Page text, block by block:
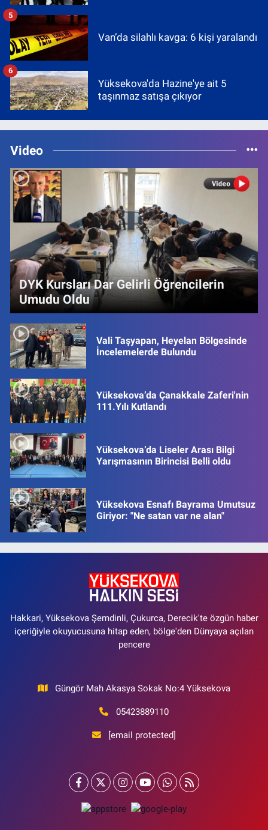
Van’da silahlı kavga: 6 kişi yaralandı
5
Yüksekova'da Hazine'ye ait 5
taşınmaz satışa çıkıyor
6
Video
DYK Kursları Dar Gelirli Öğrencilerin
Umudu Oldu
Vali Taşyapan, Heyelan Bölgesinde
İncelemelerde Bulundu
Yüksekova’da Çanakkale Zaferi'nin
111.Yılı Kutlandı
Yüksekova’da Liseler Arası Bilgi
Yarışmasının Birincisi Belli oldu
Yüksekova Esnafı Bayrama Umutsuz
Giriyor: "Ne satan var ne alan"
Hakkari, Yüksekova Şemdinli, Çukurca, Derecik'te özgün haber
içeriğiyle okuyucusuna hitap eden, bölge'den Dünyaya açılan
pencere
Güngör Mah Akasya Sokak No:4 Yüksekova
05423889110
[email protected]